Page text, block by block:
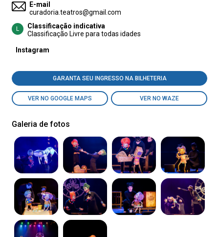
E-mail
curadoria.teatros@gmail.com
L
Classificação indicativa
Classificação Livre para todas idades
Instagram
GARANTA SEU INGRESSO NA BILHETERIA
VER NO GOOGLE MAPS VER NO WAZE
Galeria de fotos